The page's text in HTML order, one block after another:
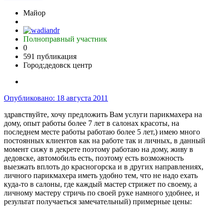
Майор
Полноправный участник
0
591 публикация
Город:дедовск центр
Опубликовано: 18 августа 2011
здравствуйте, хочу предложить Вам услуги парикмахера на
дому, опыт работы более 7 лет в салонах красоты, на
последнем месте работы работаю более 5 лет,) имею много
постоянных клиентов как на работе так и личных, в данный
момент сижу в декрете поэтому работаю на дому, живу в
дедовске, автомобиль есть, поэтому есть возможность
выезжать вплоть до красногорска и в других направлениях,
личного парикмахера иметь удобно тем, что не надо ехать
куда-то в салоны, где каждый мастер стрижет по своему, а
личному мастеру стричь по своей руке намного удобнее, и
результат получаеться замечательный) примерные цены: